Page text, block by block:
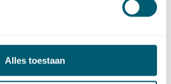
Alles toestaan